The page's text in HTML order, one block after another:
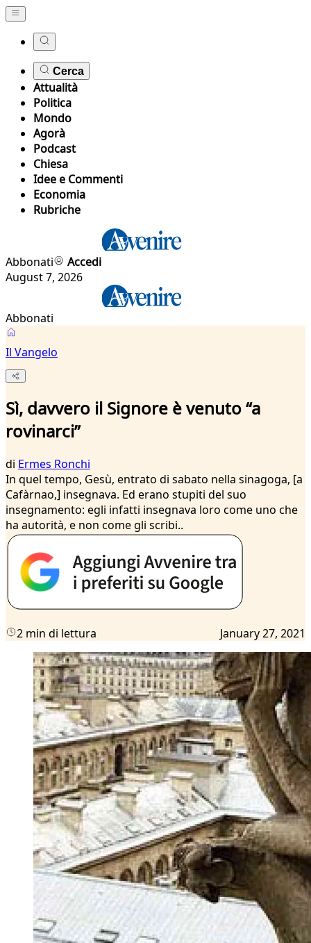
Cerca
Attualità
Politica
Mondo
Agorà
Podcast
Chiesa
Idee e Commenti
Economia
Rubriche
Abbonati
Accedi
August 7, 2026
Abbonati
Il Vangelo
Sì, davvero il Signore è venuto “a
rovinarci”
di Ermes Ronchi
In quel tempo, Gesù, entrato di sabato nella sinagoga, [a
Cafàrnao,] insegnava. Ed erano stupiti del suo
insegnamento: egli infatti insegnava loro come uno che
ha autorità, e non come gli scribi..
2 min di lettura January 27, 2021